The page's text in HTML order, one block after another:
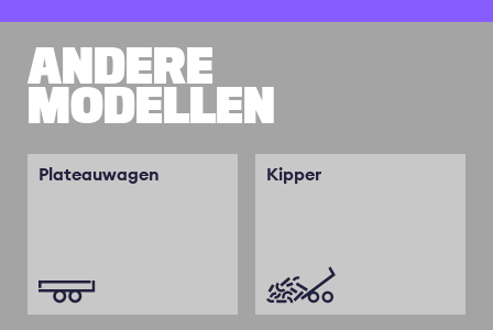
ANDERE
MODELLEN
Plateauwagen Kipper